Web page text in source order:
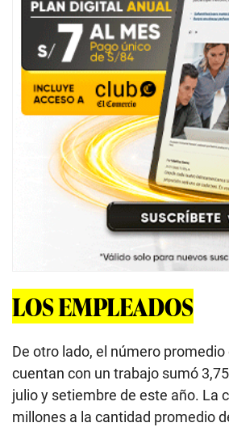
LOS EMPLEADOS
De otro lado, el número
cuentan con un trabajo sumó
julio y setiembre de este año. La
millones a la cantidad promedio